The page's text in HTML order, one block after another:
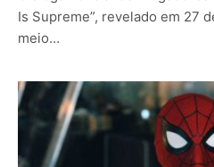
Is Supreme”, revelado em 27
meio…